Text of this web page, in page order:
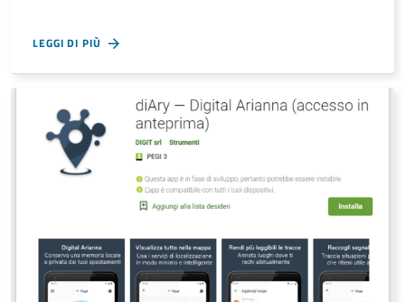
LEGGI DI PIÙ